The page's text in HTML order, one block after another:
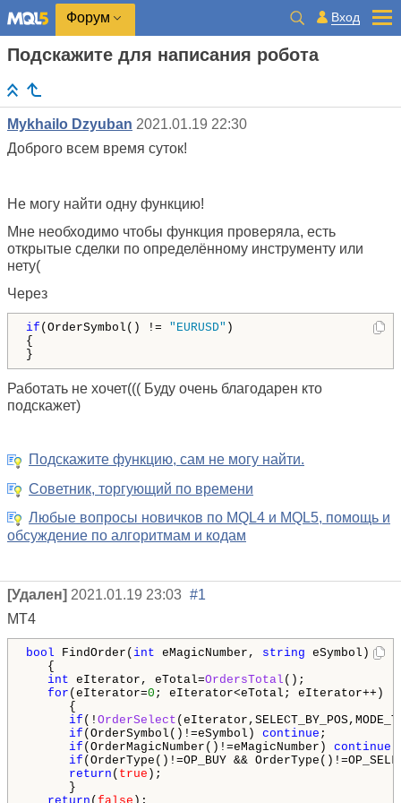
Форум Вход
Подскажите для написания робота
Mykhailo Dzyuban 2021.01.19 22:30
Доброго всем время суток!
Не могу найти одну функцию!
Мне необходимо чтобы функция проверяла, есть
открытые сделки по определённому инструменту или
нету(
Через
if (OrderSymbol() != "EURUSD" )
{
}
Работать не хочет((( Буду очень благодарен кто
подскажет)
Подскажите функцию, сам не могу найти.
Советник, торгующий по времени
Любые вопросы новичков по MQL4 и MQL5, помощь и
обсуждение по алгоритмам и кодам
[Удален] 2021.01.19 23:03 #1
МТ4
bool FindOrder( int eMagicNumber, string eSymbol)
{
int eIterator, eTotal=OrdersTotal ();
for (eIterator=0 ; eIterator<eTotal; eIterator++)
{
if (! OrderSelect
if (OrderSymbol()!=eSymbol) continue ;
if (OrderMagicNumber()!=eMagicNumber) continue
if (OrderType()!=OP_BUY &&
return ( true );
}